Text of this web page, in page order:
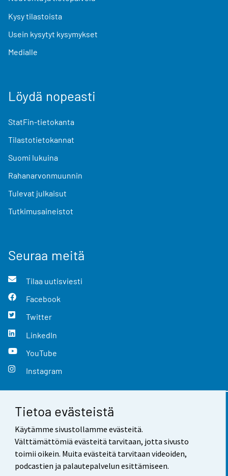
Tietoa evästeistä
Käytämme sivustollamme evästeitä.
Välttämättömiä evästeitä tarvitaan, jotta sivusto
toimii oikein. Muita evästeitä tarvitaan videoiden,
podcastien ja palautepalvelun esittämiseen.
Kysy tilastoista
Usein kysytyt kysymykset
Medialle
Löydä nopeasti
StatFin-tietokanta
Tilastotietokannat
Suomi lukuina
Rahanarvonmuunnin
Tulevat julkaisut
Tutkimusaineistot
Seuraa meitä
Tilaa uutisviesti
Facebook
Twitter
LinkedIn
YouTube
Instagram
Yhteystiedot
Palaute
Käyttöehdot